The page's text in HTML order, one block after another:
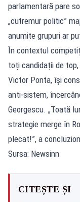
parlamentară pare
„cutremur politic”
anumite grupuri ar
În contextul
toți candidații de
Victor Ponta, își
anti-sistem,
Georgescu. „Toată
strategie merge în
plecat!”, a
Sursa: Newsinn
CITEȘTE ȘI